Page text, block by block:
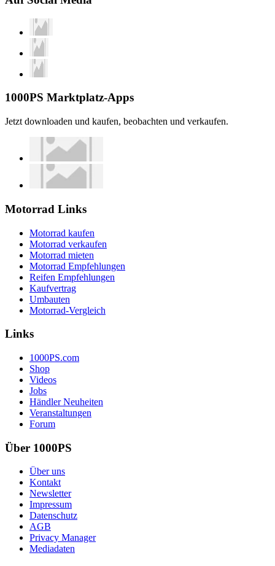
1000PS Marktplatz-Apps
Jetzt downloaden und kaufen, beobachten und verkaufen.
Motorrad Links
Motorrad kaufen
Motorrad verkaufen
Motorrad mieten
Motorrad Empfehlungen
Reifen Empfehlungen
Kaufvertrag
Umbauten
Motorrad-Vergleich
Links
1000PS.com
Shop
Videos
Jobs
Händler Neuheiten
Veranstaltungen
Forum
Über 1000PS
Über uns
Kontakt
Newsletter
Impressum
Datenschutz
AGB
Privacy Manager
Mediadaten